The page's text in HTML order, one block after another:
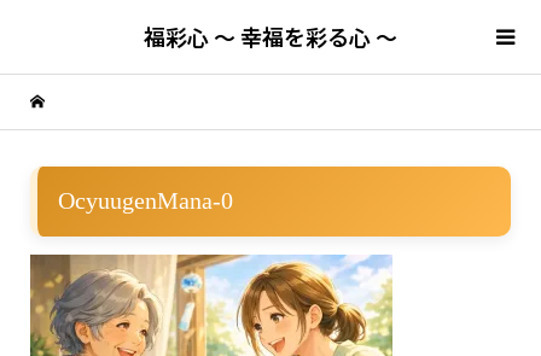
福彩心 ～ 幸福を彩る心 ～
OcyuugenMana-0